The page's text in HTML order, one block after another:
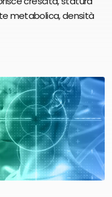
metabolica, densità